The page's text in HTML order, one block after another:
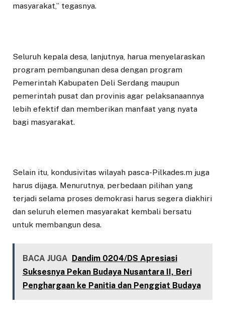
masyarakat,” tegasnya.
Seluruh kepala desa, lanjutnya, harua menyelaraskan
program pembangunan desa dengan program
Pemerintah Kabupaten Deli Serdang maupun
pemerintah pusat dan provinis agar pelaksanaannya
lebih efektif dan memberikan manfaat yang nyata
bagi masyarakat.
Selain itu, kondusivitas wilayah pasca-Pilkades.m juga
harus dijaga. Menurutnya, perbedaan pilihan yang
terjadi selama proses demokrasi harus segera diakhiri
dan seluruh elemen masyarakat kembali bersatu
untuk membangun desa.
BACA JUGA Dandim 0204/DS Apresiasi
Suksesnya Pekan Budaya Nusantara II, Beri
Penghargaan ke Panitia dan Penggiat Budaya